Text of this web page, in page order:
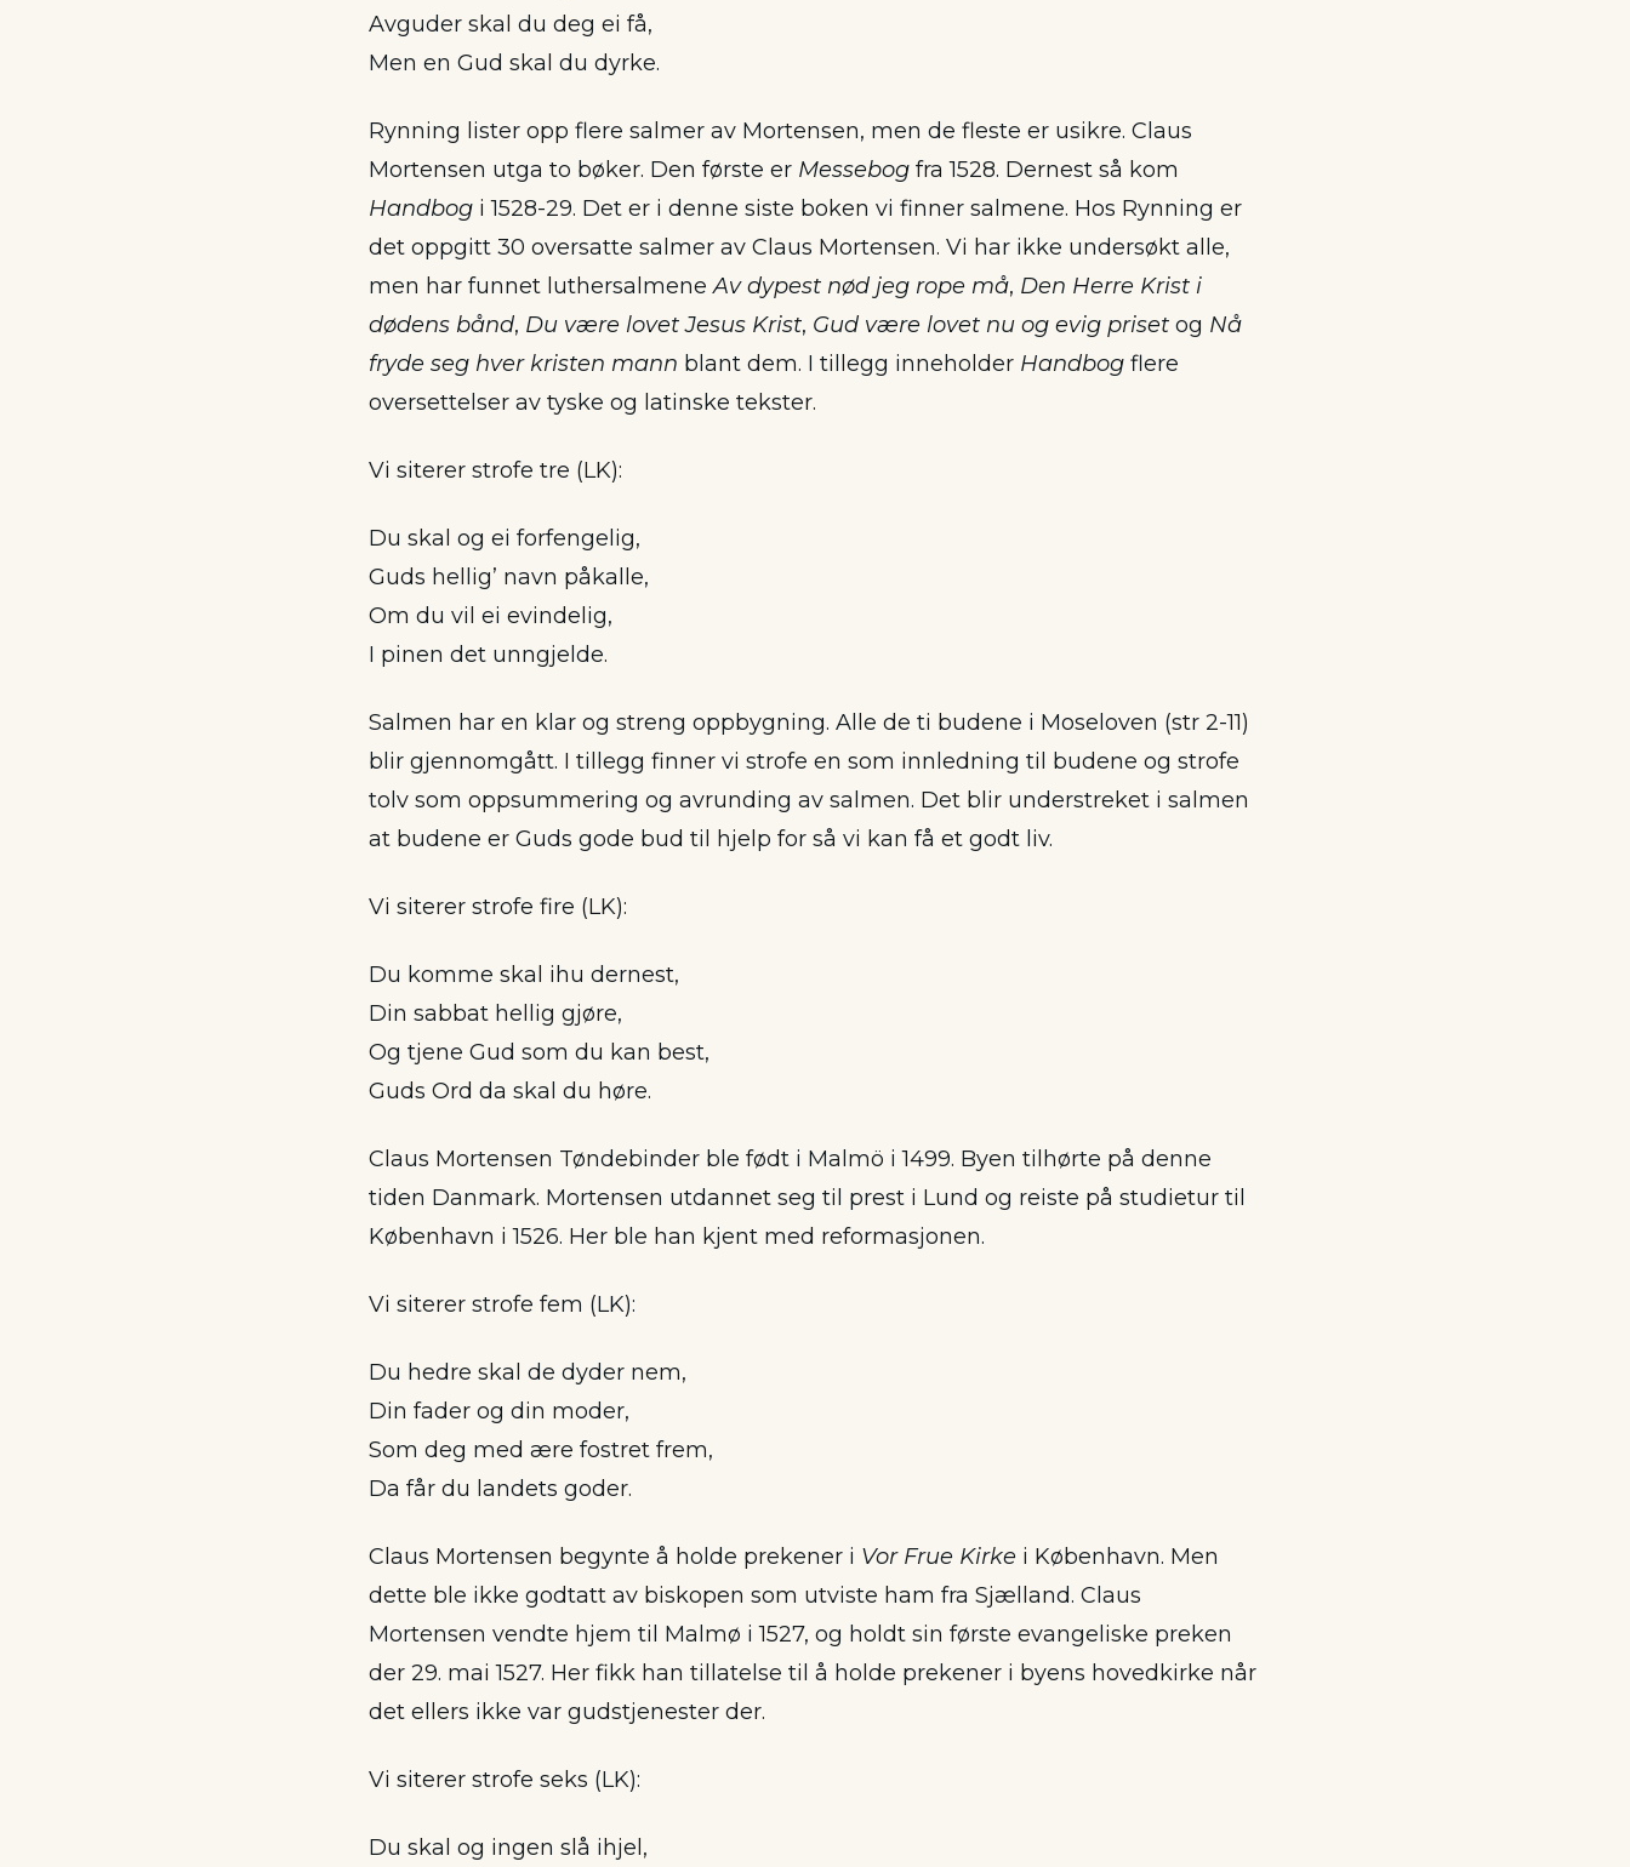
Avguder skal du deg ei få,
Men en Gud skal du dyrke.
Rynning lister opp flere salmer av Mortensen, men de fleste er usikre. Claus
Mortensen utga to bøker. Den første er Messebog fra 1528. Dernest så kom
Handbog i 1528-29. Det er i denne siste boken vi finner salmene. Hos Rynning er
det oppgitt 30 oversatte salmer av Claus Mortensen. Vi har ikke undersøkt alle,
men har funnet luthersalmeneAv dypest nød jeg rope må, Den Herre Krist i
dødens bånd, Du være lovet Jesus Krist, Gud være lovet nu og evig priset og Nå
fryde seg hver kristen mann blant dem. I tillegg inneholder Handbog flere
oversettelser av tyske og latinske tekster.
Vi siterer strofe tre (LK):
Du skal og ei forfengelig,
Guds hellig’ navn påkalle,
Om du vil ei evindelig,
I pinen det unngjelde.
Salmen har en klar og streng oppbygning. Alle de ti budene i Moseloven (str 2-11)
blir gjennomgått. I tillegg finner vi strofe en som innledning til budene og strofe
tolv som oppsummering og avrunding av salmen. Det blir understreket i salmen
at budene er Guds gode bud til hjelp for så vi kan få et godt liv.
Vi siterer strofe fire (LK):
Du komme skal ihu dernest,
Din sabbat hellig gjøre,
Og tjene Gud som du kan best,
Guds Ord da skal du høre.
Claus Mortensen Tøndebinder ble født i Malmö i 1499. Byen tilhørte på denne
tiden Danmark. Mortensen utdannet seg til prest i Lund og reiste på studietur til
København i 1526. Her ble han kjent med reformasjonen.
Vi siterer strofe fem (LK):
Du hedre skal de dyder nem,
Din fader og din moder,
Som deg med ære fostret frem,
Da får du landets goder.
Claus Mortensen begynte å holde prekener i Vor Frue Kirke i København. Men
dette ble ikke godtatt av biskopen som utviste ham fra Sjælland. Claus
Mortensen vendte hjem til Malmø i 1527, og holdt sin første evangeliske preken
der 29. mai 1527. Her fikk han tillatelse til å holde prekener i byens hovedkirke når
det ellers ikke var gudstjenester der.
Vi siterer strofe seks (LK):
Du skal og ingen slå ihjel,